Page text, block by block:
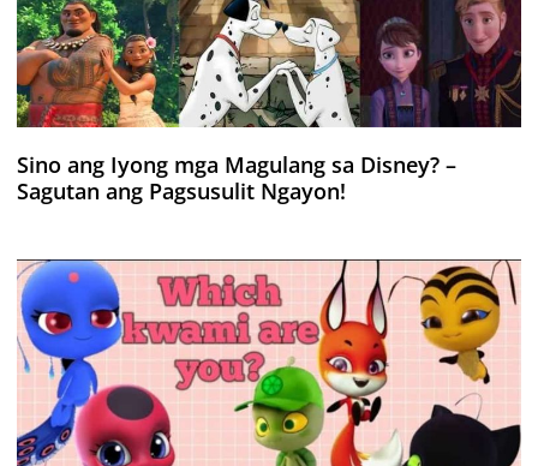
Sino ang Iyong mga Magulang sa Disney? –
Sagutan ang Pagsusulit Ngayon!